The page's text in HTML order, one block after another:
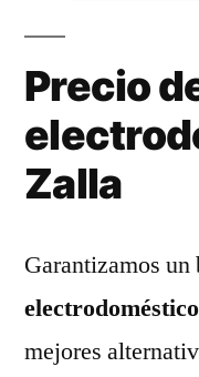
Precio
Zalla
Garantizamos un
mejores